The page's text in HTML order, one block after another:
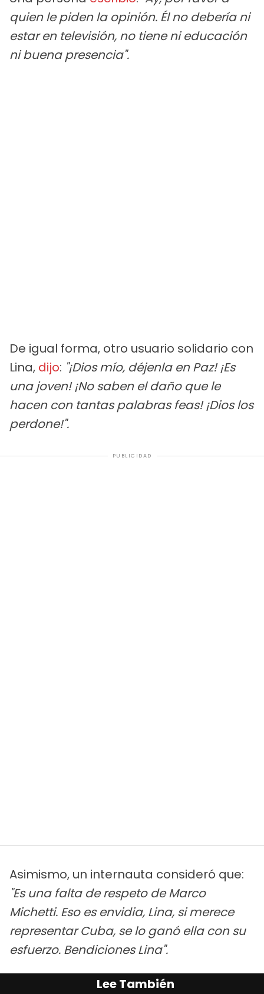
quien le piden la opinión. Él no debería ni
estar en televisión, no tiene ni educación
ni buena presencia".
De igual forma, otro usuario solidario con
Lina, dijo: "¡Dios mío, déjenla en Paz! ¡Es
una joven! ¡No saben el daño que le
hacen con tantas palabras feas! ¡Dios los
perdone!".
PUBLICIDAD
Asimismo, un internauta consideró que:
"Es una falta de respeto de Marco
Michetti. Eso es envidia, Lina, si merece
representar Cuba, se lo ganó ella con su
esfuerzo. Bendiciones Lina".
Lee También